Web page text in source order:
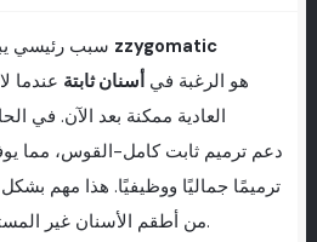
zzygomatic
هو الرغبة فيأسنان ثابتة عندما
العادية ممكنة بعد الآن. في
ترميمًا جماليًا ووظيفيًا. هذا مهم
من أطقم الأسنان غير المستقرة ويريدون حلاً أكثر أمانًا.